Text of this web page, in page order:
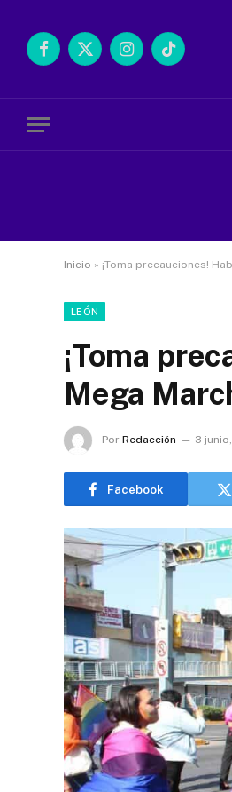
Facebook
X
InstagramTikTok
Inicio » ¡Toma precauciones!
LEÓN
¡Toma
Mega
Por Redacción 3
Facebook